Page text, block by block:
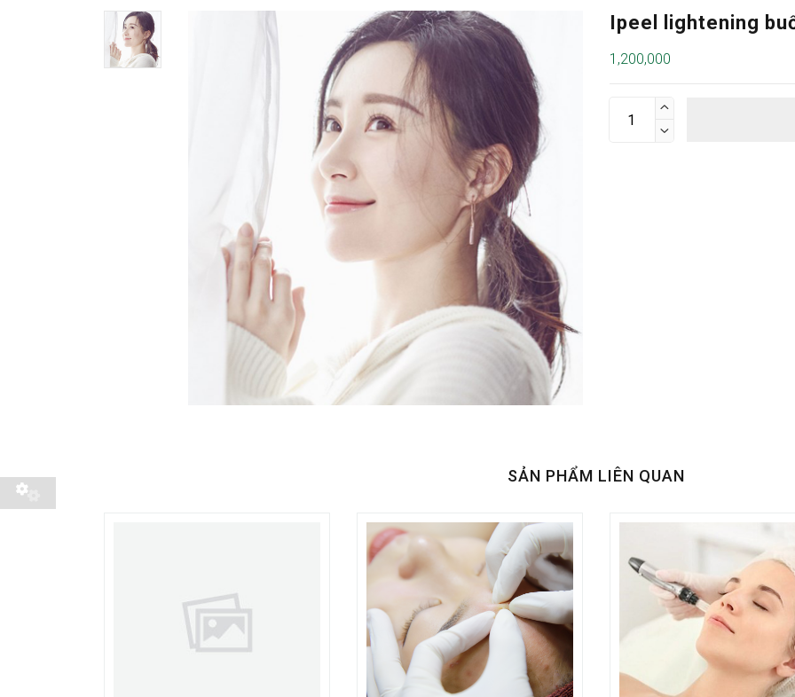
Ipeel lightening
1,200,000


SẢN PHẨM LIÊN QUAN